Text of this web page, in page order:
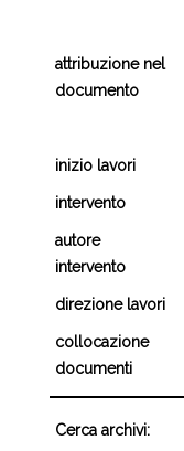
attribuzione nel
documento
inizio lavori
intervento
autore
intervento
direzione lavori
collocazione
documenti
Cerca archivi: